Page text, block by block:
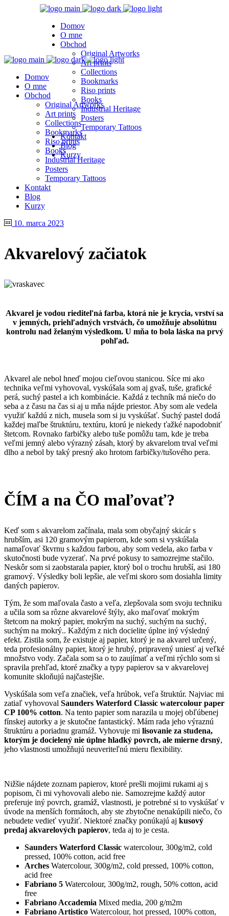
Domov
O mne
Obchod
Original Artworks
Art prints
Collections
Bookmarks
Riso prints
Books
Industrial Heritage
Posters
Temporary Tattoos
Kontakt
Blog
Kurzy
Domov
O mne
Obchod
Original Artworks
Art prints
Collections
Bookmarks
Riso prints
Books
Industrial Heritage
Posters
Temporary Tattoos
Kontakt
Blog
Kurzy
10. marca 2023
Akvarelový začiatok
Akvarel je vodou riediteľná farba, ktorá nie je krycia, vrství sa
v jemných, priehľadných vrstvách, čo umožňuje absolútnu
kontrolu nad želaným výsledkom. U mňa to bola láska na prvý
pohľad.
Akvarel ale nebol hneď mojou cieľovou stanicou. Síce mi ako
technika veľmi vyhovoval, vyskúšala som aj gvaš, tuše, grafické
perá, suchý pastel a ich kombinácie. Každá z techník má niečo do
seba a z času na čas si aj u mňa nájde priestor. Aby som ale vedela
využiť každú z nich, musela som si ju vyskúšať. Suchý pastel dodá
každej maľbe štruktúru, textúru, ktorú je niekedy ťažké napodobniť
štetcom. Rovnako farbičky alebo tuše pomôžu tam, kde je treba
veľmi jemný alebo výrazný zásah, ktorý by akvarelom trval veľmi
dlho a nebol by taký presný ako hrotom farbičky/tušového pera.
ČÍM a na ČO maľovať?
Keď som s akvarelom začínala, mala som obyčajný skicár s
hrubším, asi 120 gramovým papierom, kde som si vyskúšala
namaľovať škvrnu s každou farbou, aby som vedela, ako farba v
skutočnosti bude vyzerať. Na prvé pokusy to samozrejme stačilo.
Neskôr som si zaobstarala papier, ktorý bol o trochu hrubší, asi 180
gramový. Výsledky boli lepšie, ale veľmi skoro som dosiahla limity
daných papierov.
Tým, že som maľovala často a veľa, zlepšovala som svoju techniku
a učila som sa rôzne akvarelové štýly, ako maľovať mokrým
štetcom na mokrý papier, mokrým na suchý, suchým na suchý,
suchým na mokrý.. Každým z nich docielite úplne iný výsledný
efekt. Zistila som, že existuje aj papier, ktorý je na akvarel určený,
teda profesionálny papier, ktorý je hrubý, pripravený uniesť aj veľké
množstvo vody. Začala som sa o to zaujímať a veľmi rýchlo som si
spravila prehľad, ktoré značky a typy papierov sa v akvarelovej
komunite skloňujú najčastejšie.
Vyskúšala som veľa značiek, veľa hrúbok, veľa štruktúr. Najviac mi
zatiaľ vyhovoval Saunders Waterford Classic watercolour paper
CP 100% cotton. Na tento papier som narazila u mojej obľúbenej
fínskej autorky a je skutočne fantastický. Mám rada jeho výraznú
štruktúru a poriadnu gramáž. Vyhovuje mi lisovanie za studena,
ktorým je docielený nie úplne hladký povrch, ale mierne drsný,
jeho vlastnosti umožňujú neuveriteľnú mieru flexibility.
Nižšie nájdete zoznam papierov, ktoré prešli mojimi rukami aj s
popisom, či mi vyhovovali alebo nie. Samozrejme každý autor
preferuje iný povrch, gramáž, vlastnosti, je potrebné si to vyskúšať v
úvode na menších formátoch, aby ste zbytočne nenakúpili niečo, čo
nebudete vedieť využiť. Niektoré značky ponúkajú aj kusový
predaj akvarelových papierov, teda aj to je cesta.
Saunders Waterford Classic watercolour, 300g/m2, cold
pressed, 100% cotton, acid free
Arches Watercolour, 300g/m2, cold pressed, 100% cotton,
acid free
Fabriano 5 Watercolour, 300g/m2, rough, 50% cotton, acid
free
Fabriano Accademia Mixed media, 200 g/m2m
Fabriano Artistico Watercolour, hot pressed, 100% cotton,